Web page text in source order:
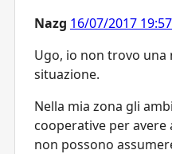
Nazg 16/07/2017 19:57
Ugo, io non trovo una
situazione.
Nella mia zona gli
cooperative per
non possono